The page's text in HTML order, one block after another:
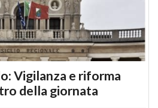
Vigilanza e riforma
della giornata